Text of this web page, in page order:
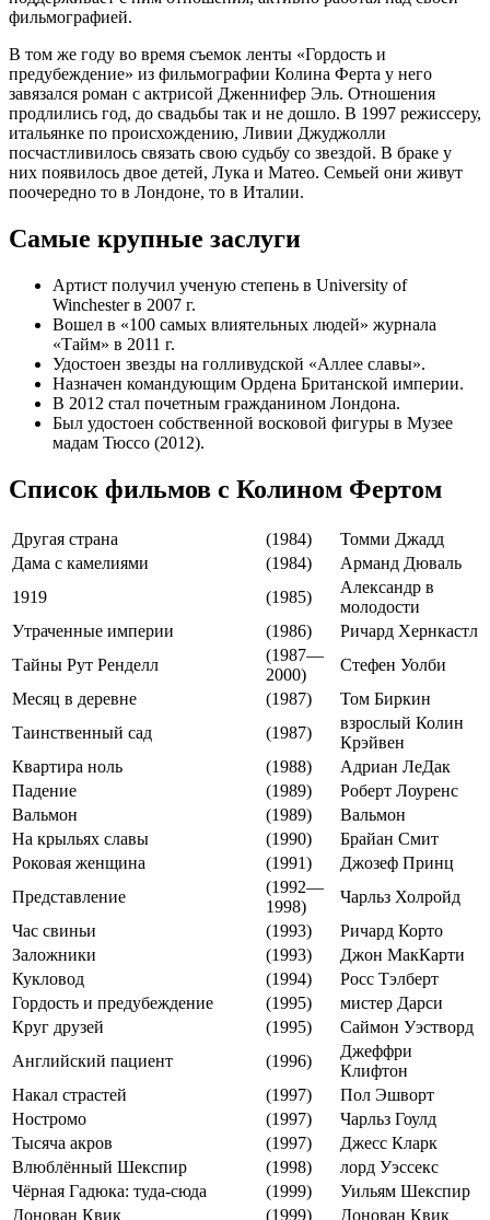
фильмографией.
В том же году во время съемок ленты «Гордость и
предубеждение» из фильмографии Колина Ферта у него
завязался роман с актрисой Дженнифер Эль. Отношения
продлились год, до свадьбы так и не дошло. В 1997 режиссеру,
итальянке по происхождению, Ливии Джуджолли
посчастливилось связать свою судьбу со звездой. В браке у
них появилось двое детей, Лука и Матео. Семьей они живут
поочередно то в Лондоне, то в Италии.
Самые крупные заслуги
Артист получил ученую степень в University of
Winchester в 2007 г.
Вошел в «100 самых влиятельных людей» журнала
«Тайм» в 2011 г.
Удостоен звезды на голливудской «Аллее славы».
Назначен командующим Ордена Британской империи.
В 2012 стал почетным гражданином Лондона.
Был удостоен собственной восковой фигуры в Музее
мадам Тюссо (2012).
Список фильмов с Колином Фертом
Другая страна (1984)
Томми Джадд
Дама с камелиями
(1984)
Арманд Дюваль
1919
(1985)
Александр в
молодости
Утраченные империи
(1986)
Ричард Хернкастл
Тайны Рут Ренделл
(1987—
2000)
Стефен Уолби
Месяц в деревне
(1987)
Том Биркин
Таинственный сад
(1987)
взрослый Колин
Крэйвен
Квартира ноль
(1988)
Адриан ЛеДак
Падение
(1989)
Роберт Лоуренс
Вальмон
(1989)
Вальмон
На крыльях славы
(1990)
Брайан Смит
Роковая женщина
(1991)
Джозеф Принц
Представление
(1992—
1998)
Чарльз Холройд
Час свиньи
(1993)
Ричард Корто
Заложники
(1993)
Джон МакКарти
Кукловод
(1994)
Росс Тэлберт
Гордость и предубеждение
(1995)
мистер Дарси
Круг друзей
(1995)
Саймон Уэстворд
Английский пациент
(1996)
Джеффри
Клифтон
Накал страстей
(1997)
Пол Эшворт
Ностромо
(1997)
Чарльз Гоулд
Тысяча акров
(1997)
Джесс Кларк
Влюблённый Шекспир
(1998)
лорд Уэссекс
Чёрная Гадюка: туда-сюда
(1999)
Уильям Шекспир
Донован Квик
(1999)
Донован Квик